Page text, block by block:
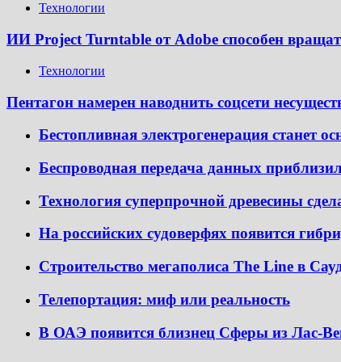
Технологии
ИИ Project Turntable от Adobe способен
Технологии
Пентагон намерен наводнить соцсети
Бестопливная электрогенерация станет
Беспроводная передача данных
Технология суперпрочной древесины
На российских судоверфях появится
Строительство мегаполиса The Line в
Телепортация: миф или реальность
В ОАЭ появится близнец Сферы из Лас-